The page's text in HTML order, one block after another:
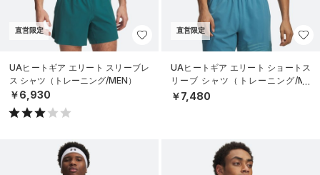
直営限定
UAヒートギア エリート スリーブレ
ス シャツ（トレーニング/MEN）
￥6,930
直営限定
UAヒートギア エリート ショートス
リーブ シャツ（トレーニング/ME
N）
￥7,480